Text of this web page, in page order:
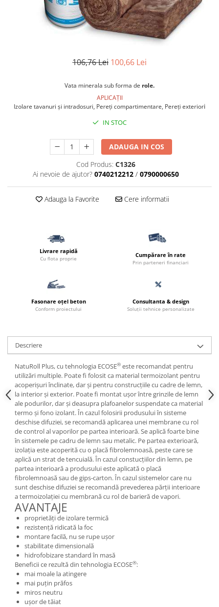
Accesorii pentru termosistem
Accesorii pentru vata
Vata minerala bazaltica
Vopsea lavabila pentru exterior
Vopsea lavabila pentru interior
Pas Japonez
Pervaz geam piatra compozita
106,76 Lei 100,66 Lei
Vata minerala sub forma de role.
APLICAȚII
Izolare tavanuri și intradosuri, Pereți compartimentare, Pereți exteriori
IN STOC
ADAUGA IN COS
Cod Produs: C1326
Ai nevoie de ajutor? 0740212212 / 0790000650
Adauga la Favorite Cere informatii
Livrare rapidă
Cu flota proprie Cumpărare în rate
Prin parteneri financiari
Fasonare oțel beton
Conform proiectului
Consultanta & design
Soluții tehnice personalizate
Descriere
NatuRoll Plus, cu tehnologia ECOSE® este recomandat pentru
utilizări multiple. Poate fi folosit ca material termoizolant pentru
acoperișuri înclinate, dar și pentru construcțiile cu cadre de lemn,
la interior și exterior. Poate fi montat ușor între grinzile de lemn
ale podurilor, dar și deasupra plafoanelor suspendate ca material
termo și fono izolant. În cazul folosirii produsului în sisteme
deschise difuziei, se recomandă aplicarea unei membrane cu rol
de control al vaporilor pe partea interioară. Se aplică foarte bine
în sistemele pe cadru de lemn sau metalic. Pe partea exterioară,
izolația este acoperită cu o placă fibrolemnoasă, peste care se
aplică un strat de tencuială. În cazul constucțiilor din lemn, pe
partea interioară a produsului este aplicată o placă
fibrolemnoasă sau de gips-carton. În cazul sistemelor care nu
sunt deschise difuziei se recomandă prevederea părții interioare
a termoizolației cu membrană cu rol de barieră de vapori.
AVANTAJE
proprietăţi de izolare termică
rezistenţă ridicată la foc
montare facilă, nu se rupe ușor
stabilitate dimensională
hidrofobizare standard în masă
Beneficii ce rezultă din tehnologia ECOSE®:
mai moale la atingere
mai puţin prăfos
miros neutru
uşor de tăiat